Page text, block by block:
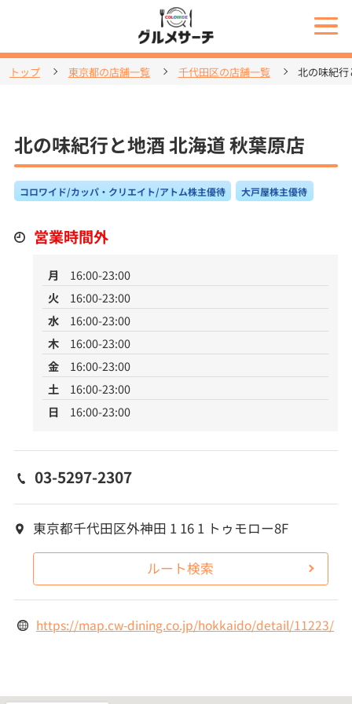
トップ 東京都の店舗一覧 千代田区の店舗一覧 北の味紀
北の味紀行と地酒 北海道 秋葉原店
コロワイド/カッパ・クリエイト/アトム株主優待 大戸屋株主優待
営業時間外
月
16:00-23:00
火
16:00-23:00
水
16:00-23:00
木
16:00-23:00
金
16:00-23:00
土
16:00-23:00
日
16:00-23:00
03-5297-2307
東京都千代田区外神田 1 16 1 トゥモロー8F
ルート検索
https://map.cw-dining.co.jp/hokkaido/detail/11223/